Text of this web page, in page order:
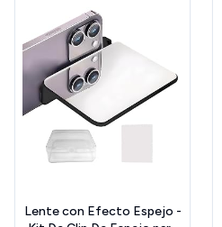
Lente con Efecto Espejo -